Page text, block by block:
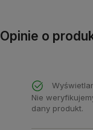
Opinie o
Nie
dany produkt.